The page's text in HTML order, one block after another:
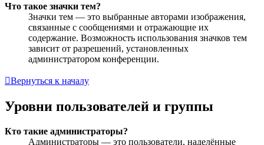
Что такое значки тем?
Значки тем — это выбранные авторами изображения,
связанные с сообщениями и отражающие их
содержание. Возможность использования значков тем
зависит от разрешений, установленных
администратором конференции.
Вернуться к началу
Уровни пользователей и группы
Кто такие администраторы?
Администраторы — это пользователи, наделённые